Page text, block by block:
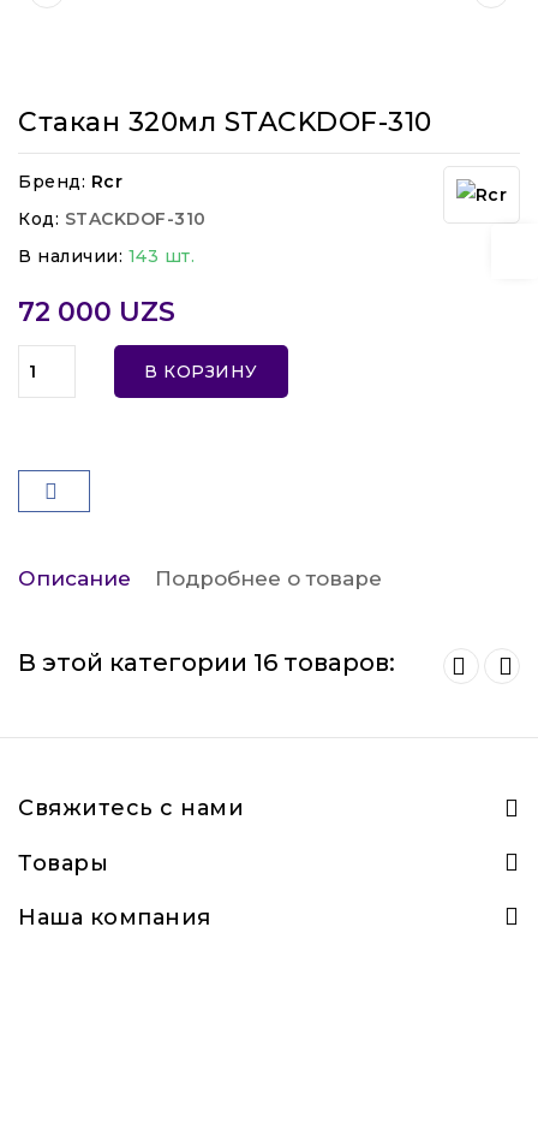
Стакан 320мл STACKDOF-310
Бренд: Rcr
Код: STACKDOF-310
В наличии: 143 шт.
72 000 UZS
В КОРЗИНУ
Описание Подробнее о товаре
В этой категории 16 товаров:
Свяжитесь с нами
Товары
Наша компания